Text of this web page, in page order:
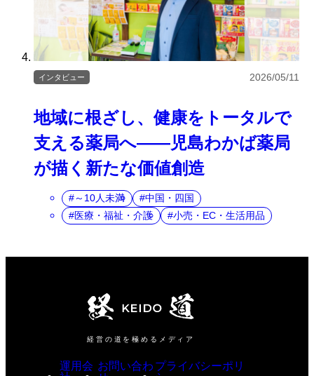
地域に根ざし、健康をトータルで
支える薬局へ――児島わかば薬局
が描く新たな価値創造
インタビュー 2026/05/11
～10人未満
中国・四国
医療・福祉・介護
小売・EC・生活用品
経営の道を極めるメディア
運用会 お問い合わ プライバシーポリ